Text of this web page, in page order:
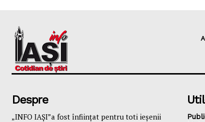
Despre
„INFO IAȘI”a fost înfiinţat pentru toti ieşenii